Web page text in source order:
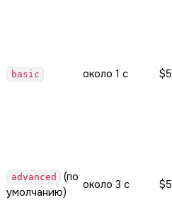
basic около 1 с $5
advanced
(по
умолчанию)
около 3 с $5